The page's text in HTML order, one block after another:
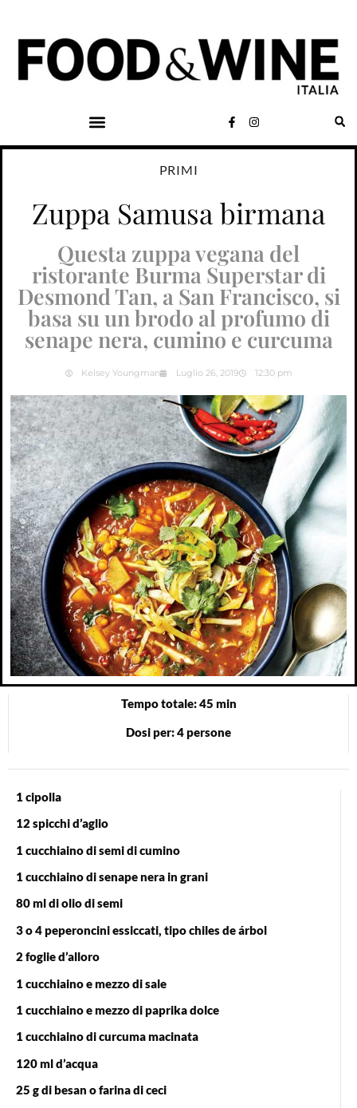
PRIMI
Zuppa Samusa birmana
Questa zuppa vegana del
ristorante Burma Superstar di
Desmond Tan, a San Francisco, si
basa su un brodo al profumo di
senape nera, cumino e curcuma
Kelsey Youngman Luglio 26, 2019 12:30 pm
Tempo totale: 45 min
Dosi per: 4 persone
1 cipolla
12 spicchi d’aglio
1 cucchiaino di semi di cumino
1 cucchiaino di senape nera in grani
80 ml di olio di semi
3 o 4 peperoncini essiccati, tipo chiles de árbol
2 foglie d’alloro
1 cucchiaino e mezzo di sale
1 cucchiaino e mezzo di paprika dolce
1 cucchiaino di curcuma macinata
120 ml d’acqua
25 g di besan o farina di ceci